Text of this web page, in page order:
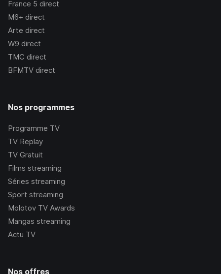
France 5 direct
M6+ direct
Arte direct
W9 direct
TMC direct
BFMTV direct
Nos programmes
Programme TV
TV Replay
TV Gratuit
Films streaming
Séries streaming
Sport streaming
Molotov TV Awards
Mangas streaming
Actu TV
Nos offres